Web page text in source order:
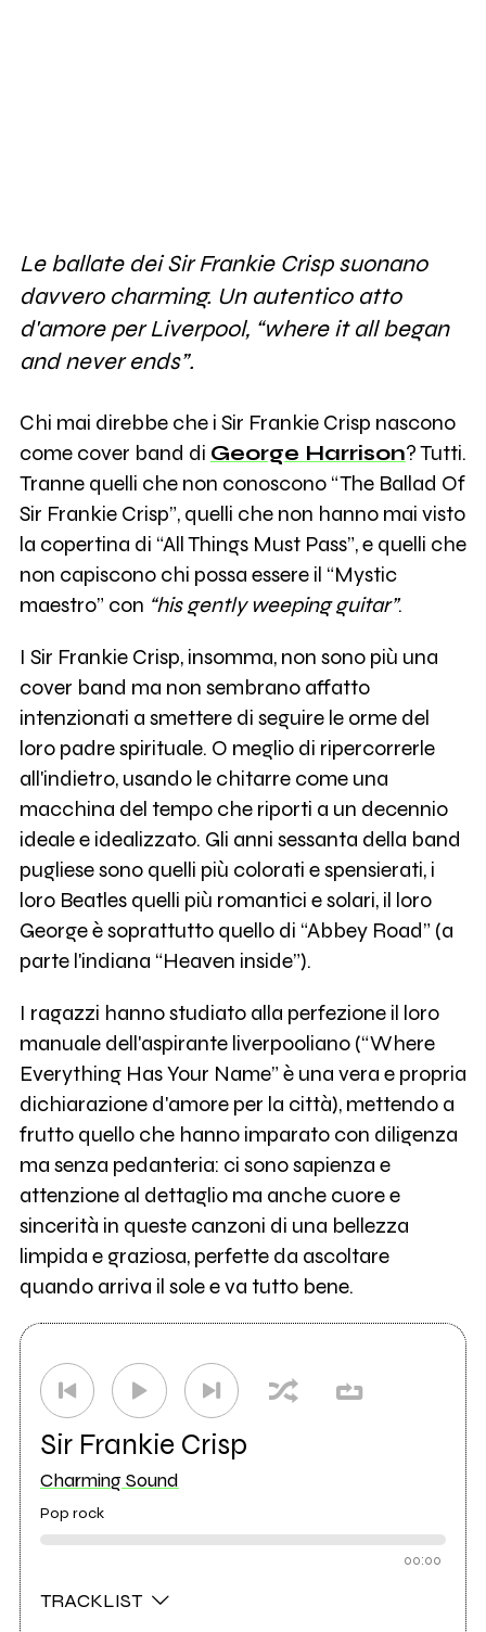
Le ballate dei Sir Frankie Crisp suonano
davvero charming. Un autentico atto
d'amore per Liverpool, “where it all began
and never ends”.
Chi mai direbbe che i Sir Frankie Crisp nascono
come cover band di George Harrison? Tutti.
Tranne quelli che non conoscono “The Ballad Of
Sir Frankie Crisp”, quelli che non hanno mai visto
la copertina di “All Things Must Pass”, e quelli che
non capiscono chi possa essere il “Mystic
maestro” con “his gently weeping guitar”.
I Sir Frankie Crisp, insomma, non sono più una
cover band ma non sembrano affatto
intenzionati a smettere di seguire le orme del
loro padre spirituale. O meglio di ripercorrerle
all'indietro, usando le chitarre come una
macchina del tempo che riporti a un decennio
ideale e idealizzato. Gli anni sessanta della band
pugliese sono quelli più colorati e spensierati, i
loro Beatles quelli più romantici e solari, il loro
George è soprattutto quello di “Abbey Road” (a
parte l'indiana “Heaven inside”).
I ragazzi hanno studiato alla perfezione il loro
manuale dell'aspirante liverpooliano (“Where
Everything Has Your Name” è una vera e propria
dichiarazione d'amore per la città), mettendo a
frutto quello che hanno imparato con diligenza
ma senza pedanteria: ci sono sapienza e
attenzione al dettaglio ma anche cuore e
sincerità in queste canzoni di una bellezza
limpida e graziosa, perfette da ascoltare
quando arriva il sole e va tutto bene.
Sir Frankie Crisp
Charming Sound
Pop rock
00:00
TRACKLIST